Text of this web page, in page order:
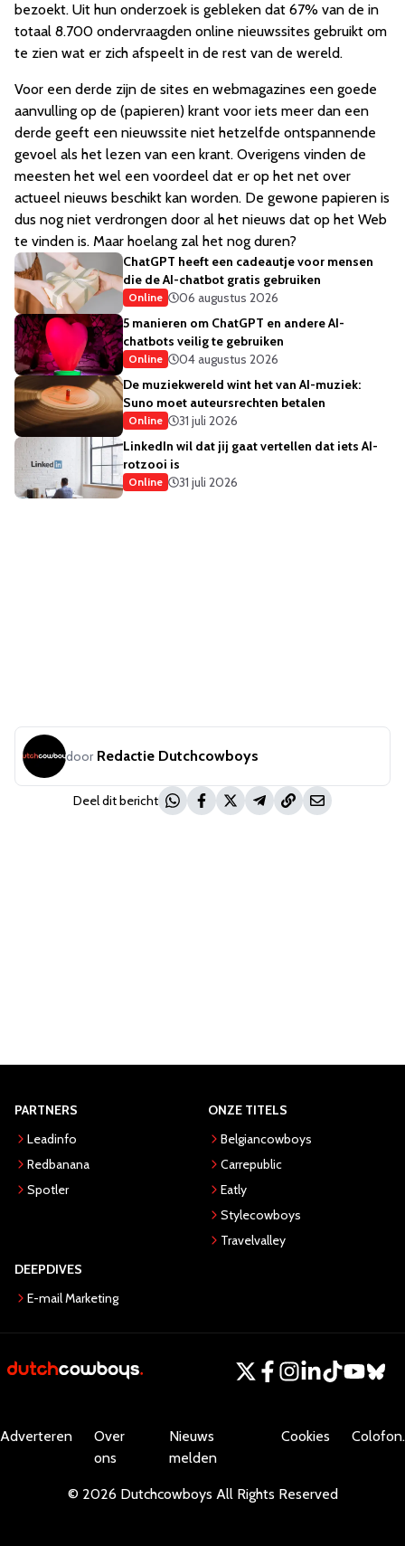
bezoekt. Uit hun onderzoek is gebleken dat 67% van de in
totaal 8.700 ondervraagden online nieuwssites gebruikt om
te zien wat er zich afspeelt in de rest van de wereld.
Voor een derde zijn de sites en webmagazines een goede
aanvulling op de (papieren) krant voor iets meer dan een
derde geeft een nieuwssite niet hetzelfde ontspannende
gevoel als het lezen van een krant. Overigens vinden de
meesten het wel een voordeel dat er op het net over
actueel nieuws beschikt kan worden. De gewone papieren is
dus nog niet verdrongen door al het nieuws dat op het Web
te vinden is. Maar hoelang zal het nog duren?
ChatGPT heeft een cadeautje voor mensen
die de AI-chatbot gratis gebruiken
Online
06 augustus 2026
5 manieren om ChatGPT en andere AI-
chatbots veilig te gebruiken
Online
04 augustus 2026
De muziekwereld wint het van AI-muziek:
Suno moet auteursrechten betalen
Online
31 juli 2026
LinkedIn wil dat jij gaat vertellen dat iets AI-
rotzooi is
Online 31 juli 2026
door Redactie Dutchcowboys
Deel dit bericht
PARTNERS
Leadinfo
Redbanana
Spotler
ONZE TITELS
Belgiancowboys
Carrepublic
Eatly
Stylecowboys
Travelvalley
DEEPDIVES
E-mail Marketing
Adverteren
Over
ons
Nieuws
melden
Cookies Colofon.
© 2026 Dutchcowboys All Rights Reserved